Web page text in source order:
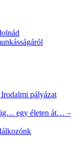
pályázat
egy életen át… –